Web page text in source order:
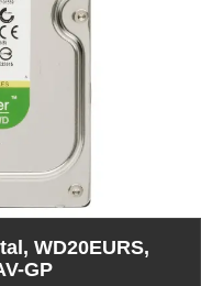
WD20EURS,
GP